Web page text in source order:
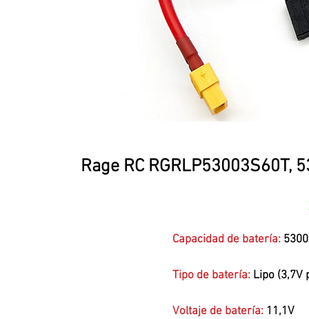
Rage RC RGRLP53003S60T,
Capacidad de batería:
Tipo de batería: Lipo (3,7V
Voltaje de batería: 11,1V